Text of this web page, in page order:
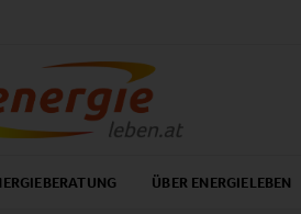
ÜBER ENERGIELEBEN